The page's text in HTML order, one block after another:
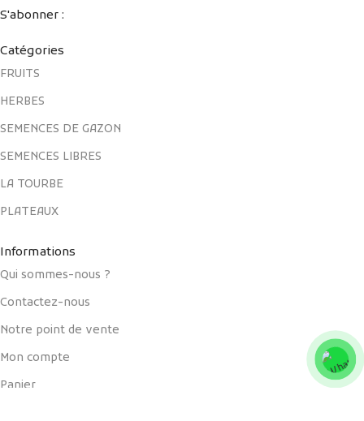
S'abonner :
Catégories
FRUITS
HERBES
SEMENCES DE GAZON
SEMENCES LIBRES
LA TOURBE
PLATEAUX
Informations
Qui sommes-nous ?
Contactez-nous
Notre point de vente
Mon compte
Panier